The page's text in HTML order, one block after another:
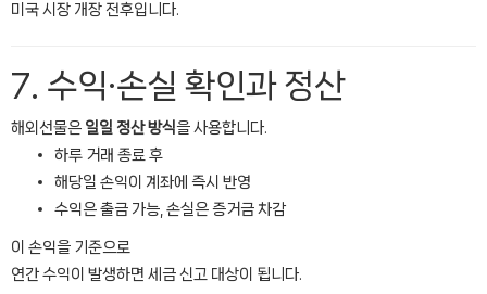
미국 시장 개장 전후입니다.
7. 수익·손실 확인과 정산
해외선물은 일일 정산 방식을 사용합니다.
하루 거래 종료 후
해당일 손익이 계좌에 즉시 반영
수익은 출금 가능, 손실은 증거금 차감
이 손익을 기준으로
연간 수익이 발생하면 세금 신고 대상이 됩니다.